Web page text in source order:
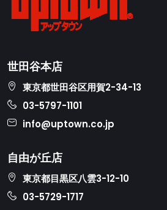
世田谷本店
東京都世田谷区用賀2-34-13
03-5797-1101
info@uptown.co.jp
自由が丘店
東京都目黒区八雲3-12-10
03-5729-1717